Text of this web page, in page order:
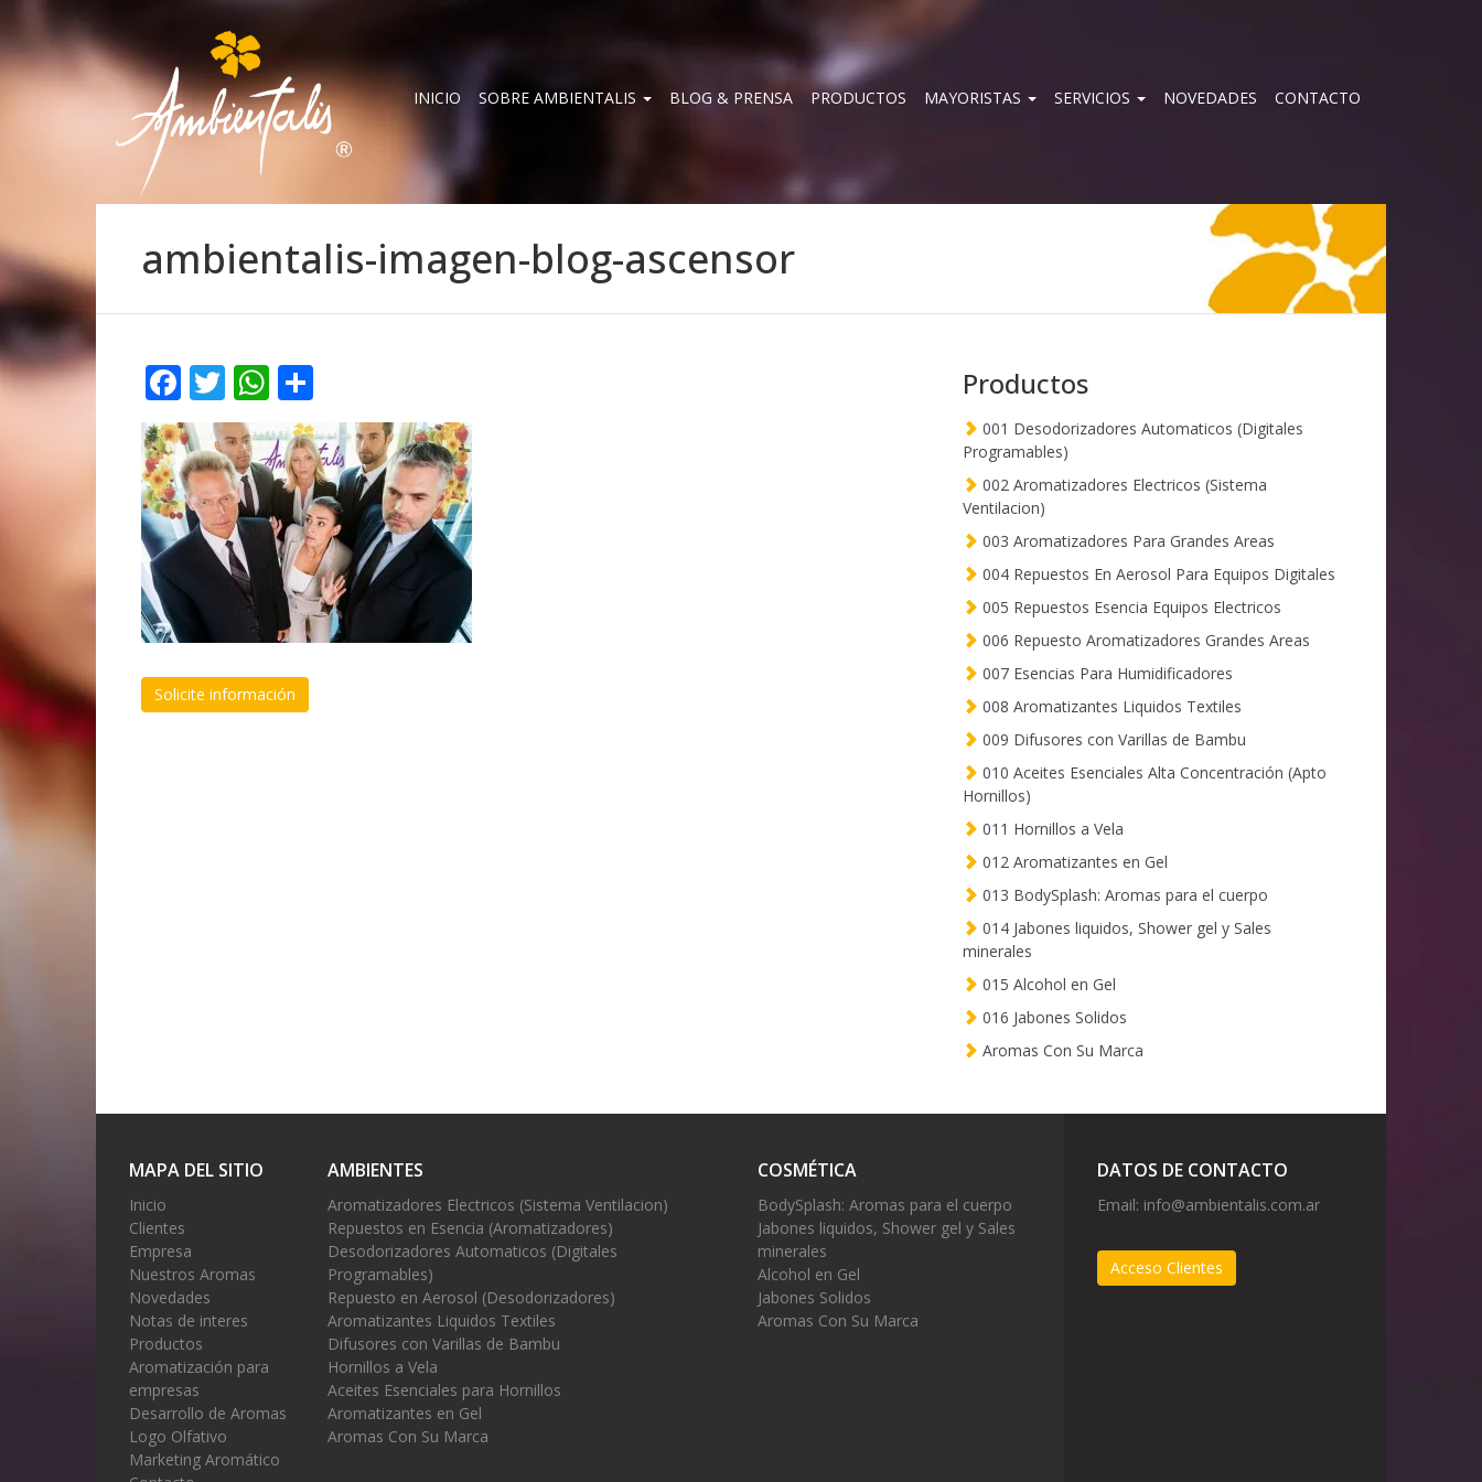
INICIO SOBRE AMBIENTALIS BLOG & PRENSA PRODUCTOS MAYORISTAS SERVICIOS NOVEDADES CONTACTO
ambientalis-imagen-blog-ascensor
Facebook
TwitterWhatsApp
Solicite información
Productos
001 Desodorizadores Automaticos (Digitales
Programables)
002 Aromatizadores Electricos (Sistema
Ventilacion)
003 Aromatizadores Para Grandes Areas
004 Repuestos En Aerosol Para Equipos Digitales
005 Repuestos Esencia Equipos Electricos
006 Repuesto Aromatizadores Grandes Areas
007 Esencias Para Humidificadores
008 Aromatizantes Liquidos Textiles
009 Difusores con Varillas de Bambu
010 Aceites Esenciales Alta Concentración (Apto
Hornillos)
011 Hornillos a Vela
012 Aromatizantes en Gel
013 BodySplash: Aromas para el cuerpo
014 Jabones liquidos, Shower gel y Sales
minerales
015 Alcohol en Gel
016 Jabones Solidos
Aromas Con Su Marca
MAPA DEL SITIO
Inicio
Clientes
Empresa
Nuestros Aromas
Novedades
Notas de interes
Productos
Aromatización para
empresas
Desarrollo de Aromas
Logo Olfativo
Marketing Aromático
AMBIENTES
Aromatizadores Electricos (Sistema Ventilacion)
Repuestos en Esencia (Aromatizadores)
Desodorizadores Automaticos (Digitales
Programables)
Repuesto en Aerosol (Desodorizadores)
Aromatizantes Liquidos Textiles
Difusores con Varillas de Bambu
Hornillos a Vela
Aceites Esenciales para Hornillos
Aromatizantes en Gel
Aromas Con Su Marca
COSMÉTICA
BodySplash: Aromas para el cuerpo
Jabones liquidos, Shower gel y Sales
minerales
Alcohol en Gel
Jabones Solidos
Aromas Con Su Marca
DATOS DE CONTACTO
Email: info@ambientalis.com.ar
Acceso Clientes